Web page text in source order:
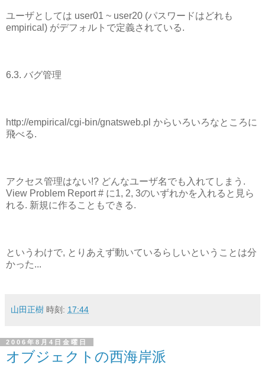
ユーザとしては user01 ~ user20 (パスワードはどれも
empirical) がデフォルトで定義されている.
6.3. バグ管理
http://empirical/cgi-bin/gnatsweb.pl からいろいろなところに
飛べる.
アクセス管理はない!? どんなユーザ名でも入れてしまう.
View Problem Report # に1, 2, 3のいずれかを入れると見ら
れる. 新規に作ることもできる.
というわけで, とりあえず動いているらしいということは分
かった...
山田正樹 時刻: 17:44
2006年8月4日金曜日
オブジェクトの西海岸派